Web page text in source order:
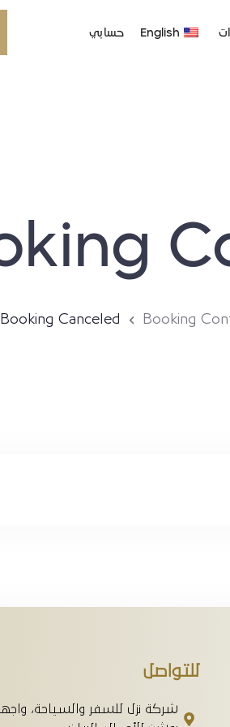
English حسابي
Booking
Booking Canceled
للتواصل
شركة نزل للسفر والسياحة،